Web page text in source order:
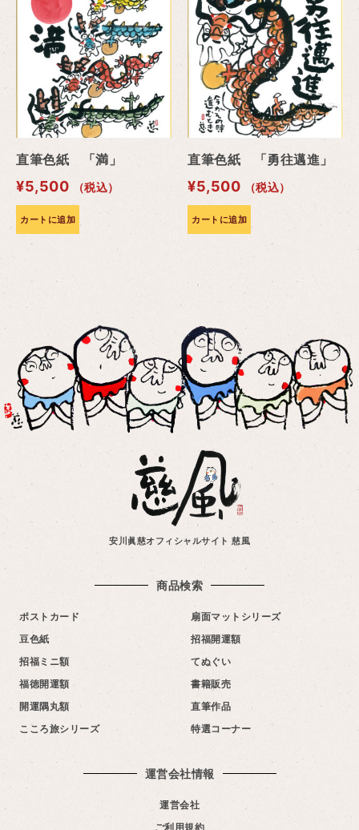
直筆色紙 「満」
¥5,500 （税込）
カートに追加
直筆色紙 「勇往邁進」
¥5,500 （税込）
カートに追加
安川眞慈オフィシャルサイト 慈風
商品検索
ポストカード
豆色紙
招福ミニ額
福徳開運額
開運隅丸額
こころ旅シリーズ
扇面マットシリーズ
招福開運額
てぬぐい
書籍販売
直筆作品
特選コーナー
運営会社情報​
運営会社
ご利用規約